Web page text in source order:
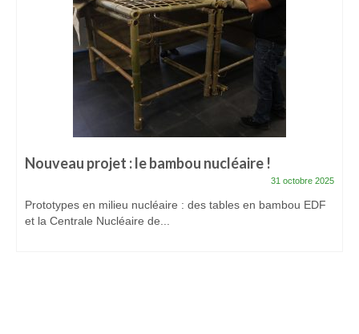
Panier
Prestations
Formation bambou professionnelle finançable :
Les bases du métier d’artisan bamboutier – Niveau
Accompagnement efficace de votre projet
Workshops bambou et Conférences bambou
Nouveau projet : le bambou nucléaire !
31 octobre 2025
Prototypes en milieu nucléaire : des tables en bambou EDF
et la Centrale Nucléaire de...